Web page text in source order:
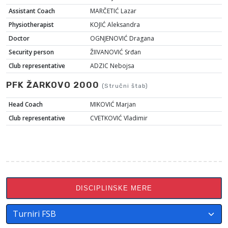
Assistant Coach
MARČETIĆ Lazar
Physiotherapist
KOJIĆ Aleksandra
Doctor
OGNJENOVIĆ Dragana
Security person
ŽIIVANOVIĆ Srđan
Club representative
ADZIC Nebojsa
PFK ŽARKOVO 2000 (Stručni štab)
Head Coach
MIKOVIĆ Marjan
Club representative
CVETKOVIĆ Vladimir
DISCIPLINSKE MERE